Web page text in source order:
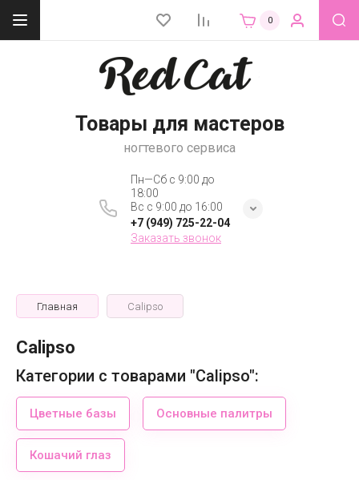
0
Товары для мастеров
ногтевого сервиса
Пн—Сб с 9:00 до
18:00
Вс с 9:00 до 16:00
+7 (949) 725-22-04
Заказать звонок
Главная Calipso
Calipso
Категории с товарами "Calipso":
Цветные базы Основные палитры
Кошачий глаз